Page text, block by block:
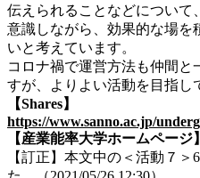
伝えられることなどについて
意識しながら、効果的な場を
いと考えています。
コロナ禍で運営方法も仲間と
すが、よりよい活動を目指し
【Shares】
https://www.sanno.ac.jp/
【産業能率大学ホームページ】
【訂正】本文中の＜活動７